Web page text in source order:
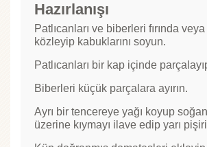
Hazırlanışı
Patlıcanları ve biberleri fırında
közleyip kabuklarını soyun.
Patlıcanları bir kap içinde
Biberleri küçük parçalara ayırın.
Ayrı bir tencereye yağı koyup
üzerine kıymayı ilave edip yarı